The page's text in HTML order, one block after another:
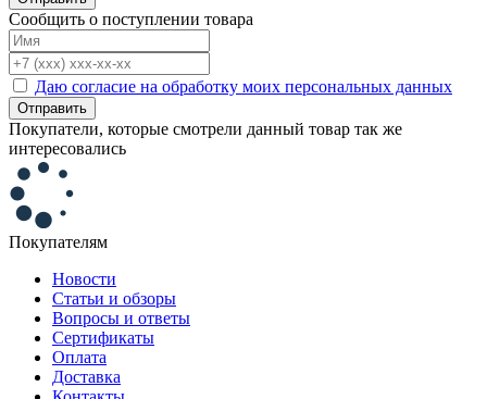
Сообщить о поступлении товара
Даю согласие на обработку моих персональных данных
Отправить
Покупатели, которые смотрели данный товар так же
интересовались
Покупателям
Новости
Статьи и обзоры
Вопросы и ответы
Сертификаты
Оплата
Доставка